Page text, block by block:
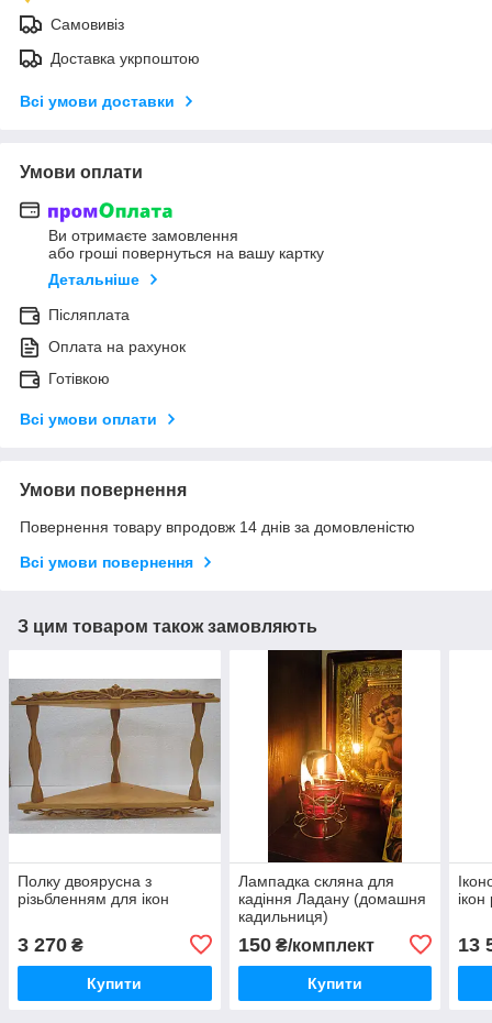
Самовивіз
Доставка укрпоштою
Всі умови доставки
Умови оплати
Ви отримаєте замовлення
або гроші повернуться на вашу картку
Детальніше
Післяплата
Оплата на рахунок
Готівкою
Всі умови оплати
Умови повернення
Повернення товару впродовж 14 днів за домовленістю
Всі умови повернення
З цим товаром також замовляють
Полку двоярусна з
різьбленням для ікон
3 270 ₴
Купити
Лампадка скляна для
кадіння Ладану (домашня
кадильниця)
150₴/комплект
Купити
13